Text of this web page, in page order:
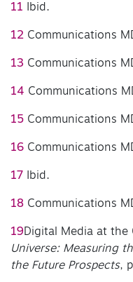
11 Ibid.
12 Communications
13 Communications
14 Communications
15 Communications
16 Communications
17 Ibid.
18 Communications
19 Digital Media at the
Universe: Measuring
the Future Prospects,